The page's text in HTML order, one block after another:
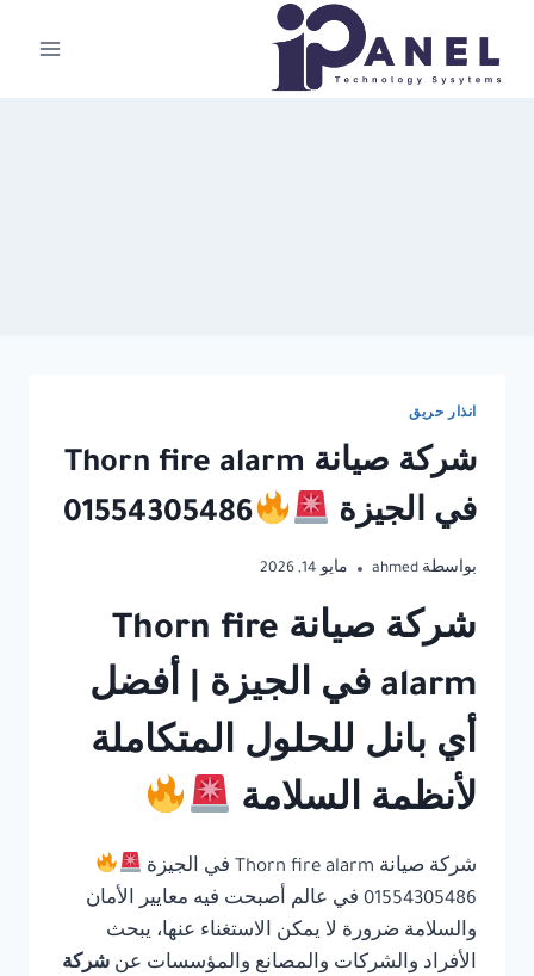
المحتوى
انذار حريق
شركة صيانة Thorn fire alarm
في الجيزة
01554305486
بواسطة ahmed مايو 14, 2026
شركة صيانة Thorn fire
alarm في الجيزة | أفضل
أي بانل للحلول المتكاملة
لأنظمة السلامة
شركة صيانة Thorn fire alarm في الجيزة
01554305486 في عالم أصبحت فيه معايير الأمان
والسلامة ضرورة لا يمكن الاستغناء عنها، يبحث
الأفراد والشركات والمصانع والمؤسسات عن شركة